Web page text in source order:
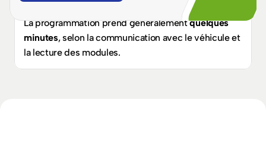
programmation avec Abrites ?
La programmation prend généralement quelques
minutes, selon la communication avec le véhicule et
la lecture des modules.